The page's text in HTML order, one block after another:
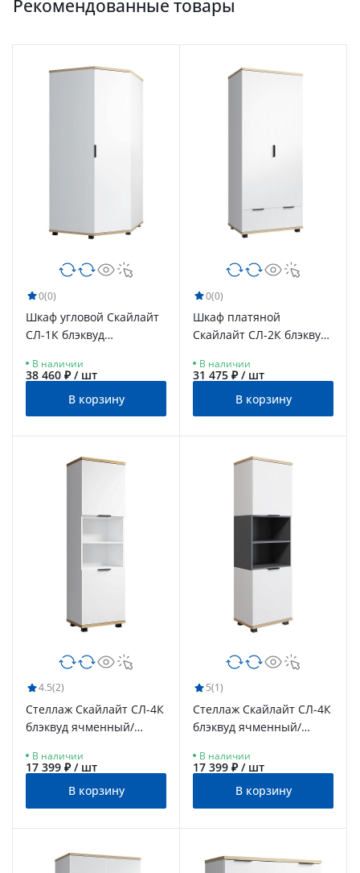
Рекомендованные товары
0(0)
Шкаф угловой Скайлайт
СЛ-1К блэквуд
меренга
В наличии
38 460 ₽ / шт
В корзину
0(0)
Шкаф платяной
Скайлайт СЛ-2К блэквуд
меренга
В наличии
31 475 ₽ / шт
В корзину
4.5(2)
Стеллаж Скайлайт СЛ-4К
блэквуд ячменный/
В наличии
17 399 ₽ / шт
В корзину
5(1)
Стеллаж Скайлайт СЛ-4К
блэквуд ячменный/
В наличии
17 399 ₽ / шт
В корзину